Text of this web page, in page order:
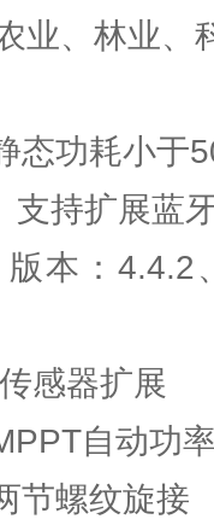
业、林业、
态功耗小于
支持扩展蓝
本：
感器扩展
自动功
节螺纹旋接